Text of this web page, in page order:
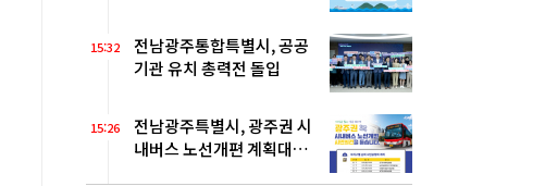
15:32
전남광주통합특별시, 공공
기관 유치 총력전 돌입
15:26
전남광주특별시, 광주권 시
내버스 노선개편 계획대로